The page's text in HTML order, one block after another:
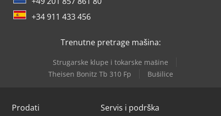
+34 911 433 456
Trenutne pretrage mašina:
Strugarske klupe i tokarske mašine
Theisen Bonitz Tb 310 Fp
Bušilice
Prodati Servis i podrška